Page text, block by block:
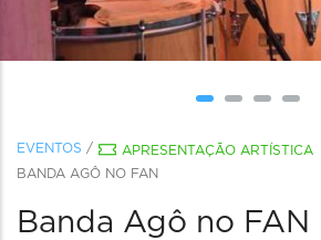
EVENTOS / APRESENTAÇÃO ARTÍSTICA
BANDA AGÔ NO FAN
Banda Agô no FAN